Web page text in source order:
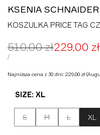
KSENIA SCHNAIDER
KOSZULKA PRICE TAG
Cena
regularna
510,00 złCena
229,00 zł
CENA
/ZA
Najniższa cena z 30 dni: 229,00 zł
SIZE: XL
Wariant
wyprzedany
S
Wariant
wyprzedany
M
Wariant
L XL